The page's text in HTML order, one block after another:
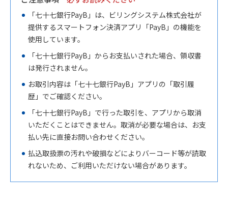
「七十七銀行PayB」は、ビリングシステム株式会社が
提供するスマートフォン決済アプリ「PayB」の機能を
使用しています。
「七十七銀行PayB」からお支払いされた場合、領収書
は発行されません。
お取引内容は「七十七銀行PayB」アプリの「取引履
歴」でご確認ください。
「七十七銀行PayB」で行った取引を、アプリから取消
いただくことはできません。取消が必要な場合は、お支
払い先に直接お問い合わせください。
払込取扱票の汚れや破損などによりバーコード等が読取
れないため、ご利用いただけない場合があります。